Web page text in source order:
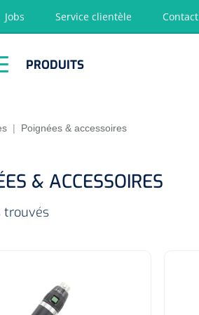
Jobs Service clientèle Contact
PRODUITS
| Poignées & accessoires
& ACCESSOIRES
trouvés